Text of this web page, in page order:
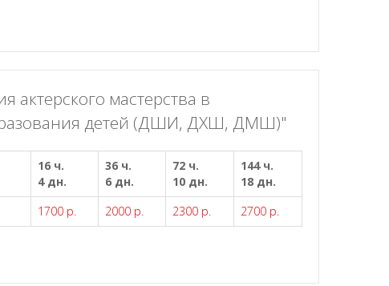
мастерства в
детей (ДШИ, ДХШ, ДМШ)"
16 ч.
4 дн.
36 ч.
6 дн.
72 ч.
10 дн.
144 ч.
18 дн.
1700 р. 2000 р. 2300 р. 2700 р.